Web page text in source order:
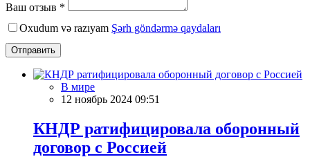
Ваш отзыв *
Oxudum və razıyam Şərh göndərmə qaydaları
Отправить
В мире
12 ноябрь 2024 09:51
КНДР ратифицировала оборонный
договор с Россией